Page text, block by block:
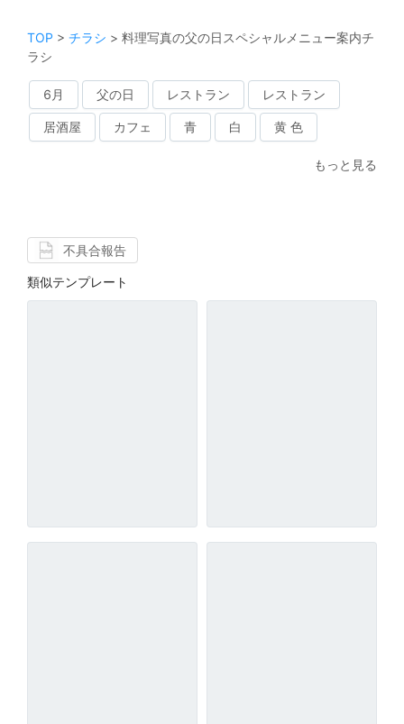
TOP > チラシ > 料理写真の父の日スペシャルメニュー案内チ
ラシ
6月 父の日 レストラン レストラン
居酒屋 カフェ 青 白 黄 色
もっと見る
不具合報告
類似テンプレート